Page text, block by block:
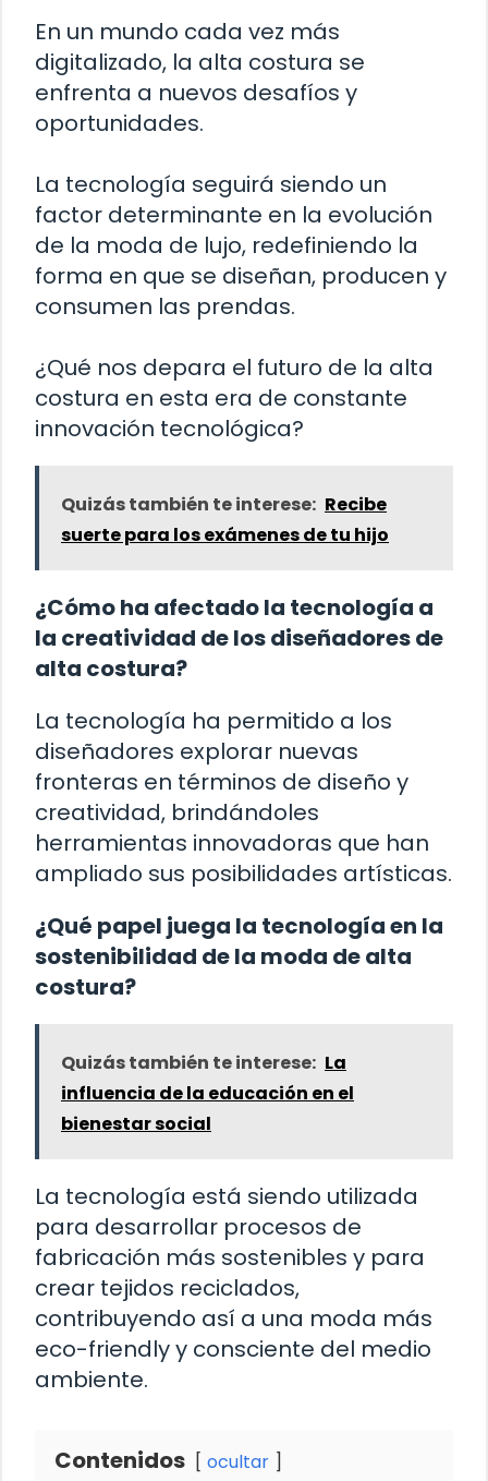
En un mundo cada vez más
digitalizado, la alta costura se
enfrenta a nuevos desafíos y
oportunidades.
La tecnología seguirá siendo un
factor determinante en la evolución
de la moda de lujo, redefiniendo la
forma en que se diseñan, producen y
consumen las prendas.
¿Qué nos depara el futuro de la alta
costura en esta era de constante
innovación tecnológica?
Quizás también te interese: Recibe
suerte para los exámenes de tu hijo
¿Cómo ha afectado la tecnología a
la creatividad de los diseñadores de
alta costura?
La tecnología ha permitido a los
diseñadores explorar nuevas
fronteras en términos de diseño y
creatividad, brindándoles
herramientas innovadoras que han
ampliado sus posibilidades artísticas.
¿Qué papel juega la tecnología en la
sostenibilidad de la moda de alta
costura?
Quizás también te interese: La
influencia de la educación en el
bienestar social
La tecnología está siendo utilizada
para desarrollar procesos de
fabricación más sostenibles y para
crear tejidos reciclados,
contribuyendo así a una moda más
eco-friendly y consciente del medio
ambiente.
Contenidos ocultar